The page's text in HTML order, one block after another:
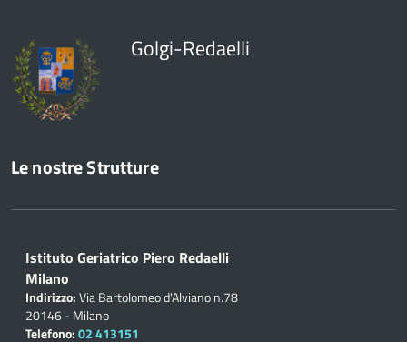
Golgi-Redaelli
Le nostre Strutture
Istituto Geriatrico Piero Redaelli
Milano
Indirizzo:Via Bartolomeo d'Alviano n.78
20146 - Milano
Telefono:02 413151